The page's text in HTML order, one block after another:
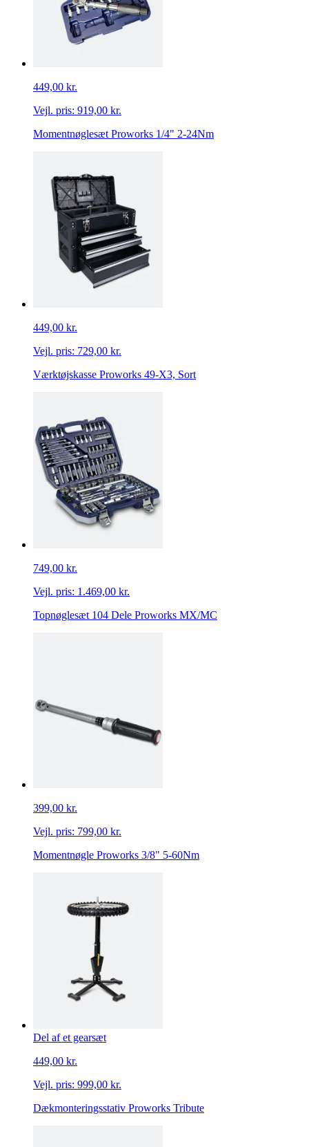
449,00 kr.
Vejl. pris: 919,00 kr.
Momentnøglesæt Proworks 1/4" 2-24Nm
449,00 kr.
Vejl. pris: 729,00 kr.
Værktøjskasse Proworks 49-X3, Sort
749,00 kr.
Vejl. pris: 1.469,00 kr.
Topnøglesæt 104 Dele Proworks MX/MC
399,00 kr.
Vejl. pris: 799,00 kr.
Momentnøgle Proworks 3/8" 5-60Nm
Del af et gearsæt
449,00 kr.
Vejl. pris: 999,00 kr.
Dækmonteringsstativ Proworks Tribute